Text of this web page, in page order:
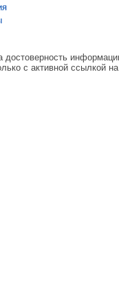
достоверность
с активной ссылкой